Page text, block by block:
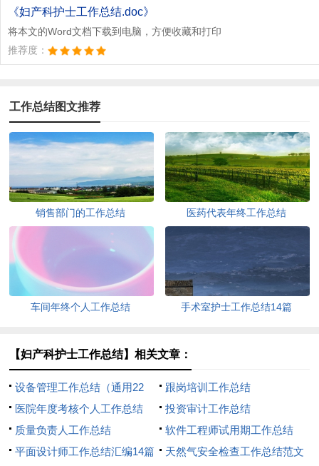
《妇产科护士工作总结.doc》
将本文的Word文档下载到电脑，方便收藏和打印
推荐度：
工作总结图文推荐
销售部门的工作总结 医药代表年终工作总结
车间年终个人工作总结 手术室护士工作总结14篇
【妇产科护士工作总结】相关文章：
设备管理工作总结（通用22
篇）
跟岗培训工作总结
医院年度考核个人工作总结
投资审计工作总结
质量负责人工作总结
软件工程师试用期工作总结
平面设计师工作总结汇编14篇
天然气安全检查工作总结范文